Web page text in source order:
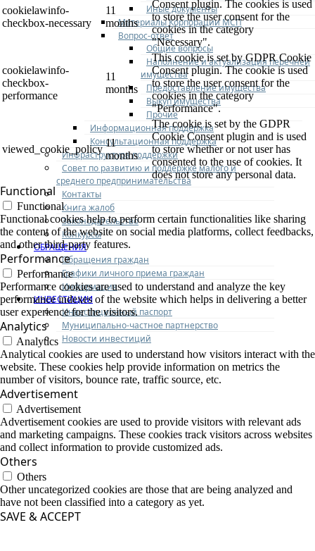
Иные документы
Материалы Корпорации МСП
Вопрос-ответ
Общие вопросы
Наполнение и актуализация перечней
имущества
Предоставление имущества
Выкуп имущества
Прочие
Информационная поддержка
Консультационная поддержка
Инфраструктура поддержки
Совет по развитию и поддержке малого и
среднего предпринимательства
Контакты
Книга жалоб
Законодательство
Конкурсы
ОБРАЩЕНИЯ
Обращения граждан
Графики личного приема граждан
Информация
ИНВЕСТИЦИИ
Инвестиционный паспорт
Муниципально-частное партнерство
Новости инвестиций
cookielawinfo-
checkbox-necessary
11
months
Consent plugin. The cookies is used
to store the user consent for the
cookies in the category
"Necessary".
cookielawinfo-
checkbox-
performance
11
months
This cookie is set by GDPR Cookie
Consent plugin. The cookie is used
to store the user consent for the
cookies in the category
"Performance".
viewed_cookie_policy
11
months
The cookie is set by the GDPR
Cookie Consent plugin and is used
to store whether or not user has
consented to the use of cookies. It
does not store any personal data.
Functional
Functional
Functional cookies help to perform certain functionalities like sharing
the content of the website on social media platforms, collect feedbacks,
and other third-party features.
Performance
Performance
Performance cookies are used to understand and analyze the key
performance indexes of the website which helps in delivering a better
user experience for the visitors.
Analytics
Analytics
Analytical cookies are used to understand how visitors interact with the
website. These cookies help provide information on metrics the
number of visitors, bounce rate, traffic source, etc.
Advertisement
Advertisement
Advertisement cookies are used to provide visitors with relevant ads
and marketing campaigns. These cookies track visitors across websites
and collect information to provide customized ads.
Others
Others
Other uncategorized cookies are those that are being analyzed and
have not been classified into a category as yet.
SAVE & ACCEPT